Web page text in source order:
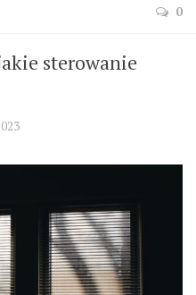
0
sterowanie